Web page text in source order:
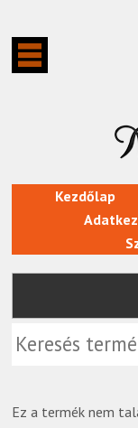
Kezdőlap
Ez a termék nem